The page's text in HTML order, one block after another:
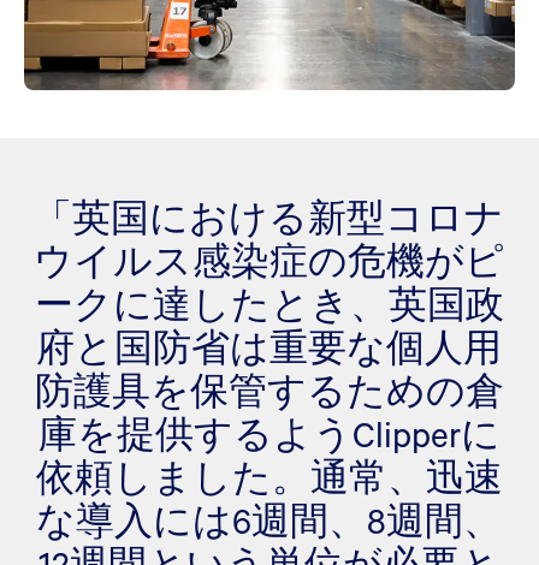
「英国における新型コロナ
ウイルス感染症の危機がピ
ークに達したとき、英国政
府と国防省は重要な個人用
防護具を保管するための倉
庫を提供するようClipperに
依頼しました。通常、迅速
な導入には6週間、8週間、